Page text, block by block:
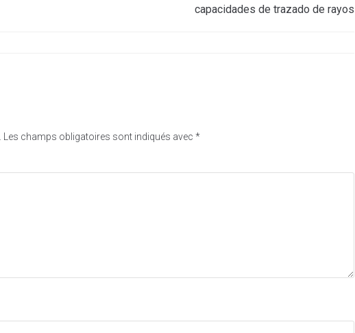
capacidades de trazado de rayos
Les champs obligatoires sont indiqués avec *